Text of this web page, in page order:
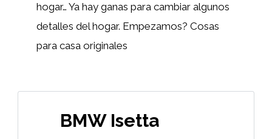
hogar… Ya hay ganas para cambiar algunos
detalles del hogar. Empezamos? Cosas
para casa originales
BMW Isetta